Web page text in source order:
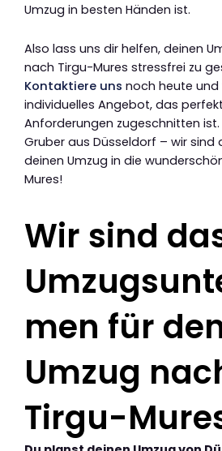
Umzug in besten Händen ist.
Also lass uns dir helfen, deinen
nach Tirgu-Mures stressfrei zu
Kontaktiere uns noch heute und
individuelles Angebot, das
Anforderungen zugeschnitten ist.
Gruber aus Düsseldorf – wir sind
deinen Umzug in die
Mures!
Wir sind
men für
Umzug
Tirgu-